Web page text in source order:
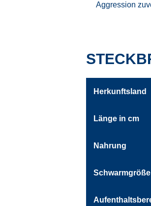
Aggression
Herkunftsland
Länge in cm
Nahrung
Schwarmgröße